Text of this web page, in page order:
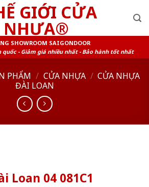
SHOWROOM SAIGONDOOR
- Giảm giá nhiều nhất - Bảo hành tốt nhất
PHẨM / CỬA NHỰA / CỬA NHỰA
ĐÀI LOAN
Loan 04 081C1